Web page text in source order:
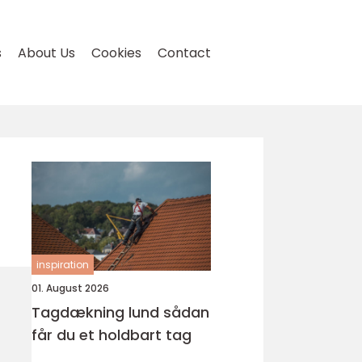
About Us Cookies Contact
inspiration
01. August 2026
Tagdækning lund sådan
får du et holdbart tag